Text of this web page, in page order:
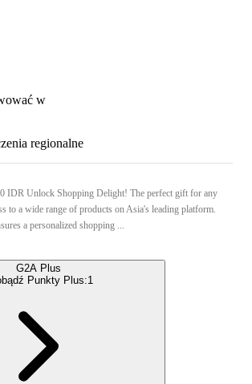
w
regionalne
IDR Unlock Shopping Delight! The perfect gift for any
to a wide range of products on Asia's leading platform.
a personalized shopping ...
G2A Plus
Punkty Plus:1